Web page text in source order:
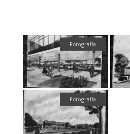
Fotografía
Fotografía